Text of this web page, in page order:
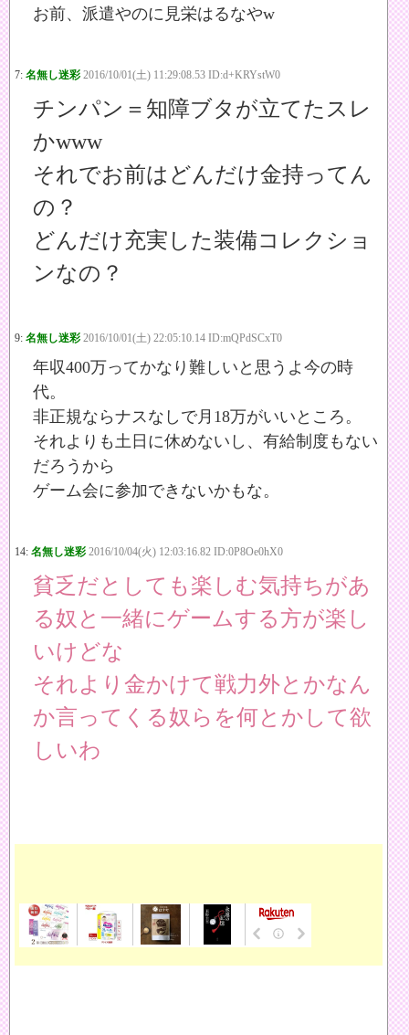
お前、派遣やのに見栄はるなやw
7: 名無し迷彩 2016/10/01(土) 11:29:08.53 ID:d+KRYstW0
チンパン＝知障ブタが立てたスレ
かwww
それでお前はどんだけ金持ってん
の？
どんだけ充実した装備コレクショ
ンなの？
9: 名無し迷彩 2016/10/01(土) 22:05:10.14 ID:mQPdSCxT0
年収400万ってかなり難しいと思うよ今の時
代。
非正規ならナスなしで月18万がいいところ。
それよりも土日に休めないし、有給制度もない
だろうから
ゲーム会に参加できないかもな。
14: 名無し迷彩 2016/10/04(火) 12:03:16.82 ID:0P8Oe0hX0
貧乏だとしても楽しむ気持ちがあ
る奴と一緒にゲームする方が楽し
いけどな
それより金かけて戦力外とかなん
か言ってくる奴らを何とかして欲
しいわ